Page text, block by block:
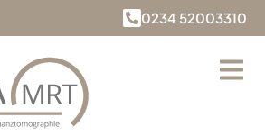
0234 52003310